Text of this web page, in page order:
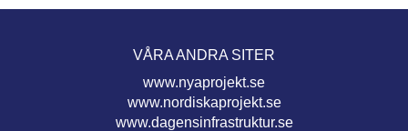
VÅRA ANDRA SITER
www.nyaprojekt.se
www.nordiskaprojekt.se
www.dagensinfrastruktur.se